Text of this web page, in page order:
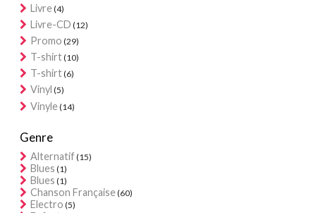
Livre(4)
Livre-CD (12)
Promo (29)
T-shirt(10)
T-shirt(6)
Vinyl (5)
Vinyle(14)
Genre
Alternatif(15)
Blues (1)
Blues (1)
Chanson Française(60)
Electro (5)